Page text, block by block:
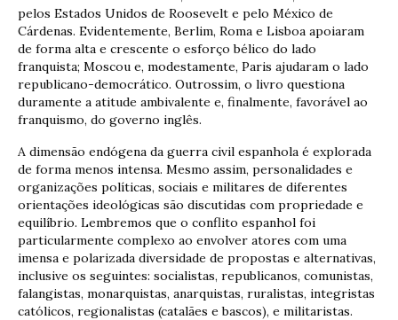
pelos Estados Unidos de Roosevelt e pelo México de
Cárdenas. Evidentemente, Berlim, Roma e Lisboa apoiaram
de forma alta e crescente o esforço bélico do lado
franquista; Moscou e, modestamente, Paris ajudaram o lado
republicano-democrático. Outrossim, o livro questiona
duramente a atitude ambivalente e, finalmente, favorável ao
franquismo, do governo inglês.
A dimensão endógena da guerra civil espanhola é explorada
de forma menos intensa. Mesmo assim, personalidades e
organizações políticas, sociais e militares de diferentes
orientações ideológicas são discutidas com propriedade e
equilíbrio. Lembremos que o conflito espanhol foi
particularmente complexo ao envolver atores com uma
imensa e polarizada diversidade de propostas e alternativas,
inclusive os seguintes: socialistas, republicanos, comunistas,
falangistas, monarquistas, anarquistas, ruralistas, integristas
católicos, regionalistas (catalães e bascos), e militaristas.